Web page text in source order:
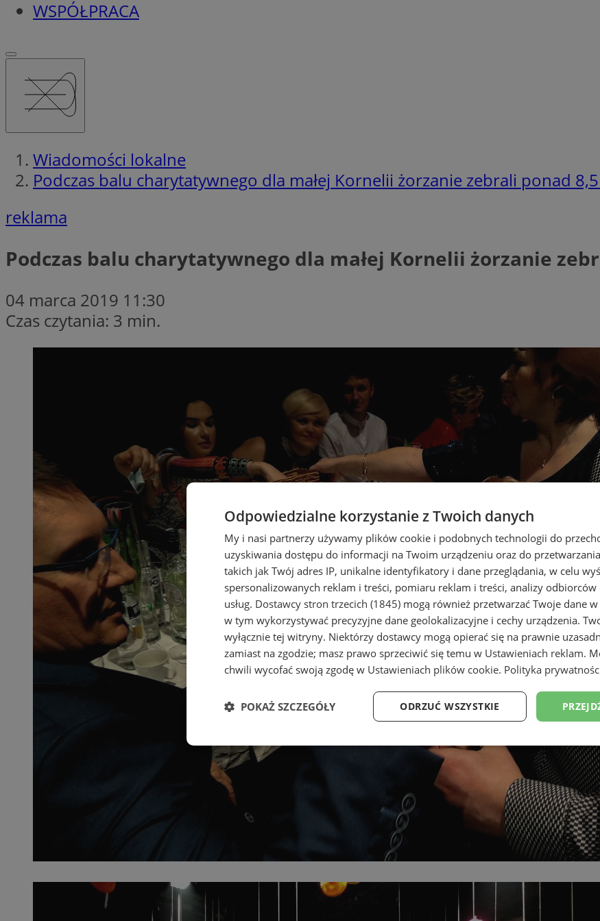
WSPÓŁPRACA
Wiadomości lokalne
Podczas balu charytatywnego dla małej Kornelii żorzanie zebrali ponad 8,5
reklama
Podczas balu charytatywnego dla małej Kornelii żorzanie
04 marca 2019 11:30
Czas czytania: 3 min.
Odpowiedzialne korzystanie z Twoich danych
My i nasi partnerzy używamy plików cookie i podobnych technologii do
uzyskiwania dostępu do informacji na Twoim urządzeniu oraz do
takich jak Twój adres IP, unikalne identyfikatory i dane przeglądania, w celu
spersonalizowanych reklam i treści, pomiaru reklam i treści, analizy odbiorców
usług. Dostawcy stron trzecich (1845) mogą również przetwarzać Twoje dane
w tym wykorzystywać precyzyjne dane geolokalizacyjne i cechy urządzenia.
wyłącznie tej witryny. Niektórzy dostawcy mogą opierać się na prawnie
zamiast na zgodzie; masz prawo sprzeciwić się temu w Ustawieniach reklam.
chwili wycofać swoją zgodę w Ustawieniach plików cookie. Polityka
ODRZUĆ WSZYSTKIE
POKAŻ SZCZEGÓŁY
Niezbędne Wydajność Targetowanie Funkcjonalność
Wydajność Funkcjonalność
zarządzanie kontem. Bez niezbędnych plików cookie nie można prawidłowo korzystać ze strony
Domena
Okres
przechowywania